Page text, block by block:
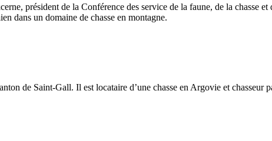
président de la Conférence des service de la faune, de la chasse et
dans un domaine de chasse en montagne.
de Saint-Gall. Il est locataire d’une chasse en Argovie et chasseur